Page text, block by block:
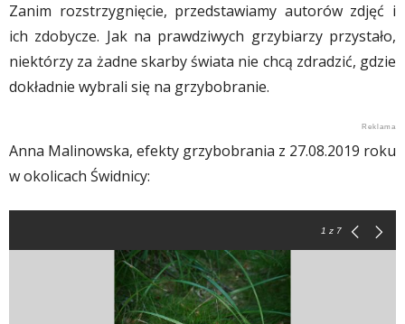
Zanim rozstrzygnięcie, przedstawiamy autorów zdjęć i
ich zdobycze. Jak na prawdziwych grzybiarzy przystało,
niektórzy za żadne skarby świata nie chcą zdradzić, gdzie
dokładnie wybrali się na grzybobranie.
Anna Malinowska, efekty grzybobrania z 27.08.2019 roku
w okolicach Świdnicy:
1 z 7